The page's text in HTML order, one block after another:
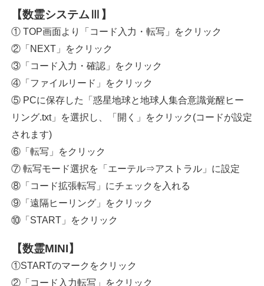
【数霊システムⅢ】
① TOP画面より「コード入力・転写」をクリック
②「NEXT」をクリック
③「コード入力・確認」をクリック
④「ファイルリード」をクリック
⑤ PCに保存した「惑星地球と地球人集合意識覚醒ヒー
リング.txt」を選択し、「開く」をクリック(コードが設定
されます)
⑥「転写」をクリック
⑦ 転写モード選択を「エーテル⇒アストラル」に設定
⑧「コード拡張転写」にチェックを入れる
⑨「遠隔ヒーリング」をクリック
⑩「START」をクリック
【数霊MINI】
①STARTのマークをクリック
②「コード入力転写」をクリック